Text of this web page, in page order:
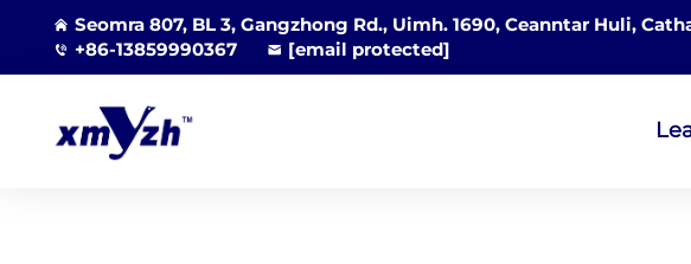
Seomra 807, BL 3, Gangzhong Rd., Uimh. 1690, Ceanntar Huli,
+86-13859990367
[email protected]